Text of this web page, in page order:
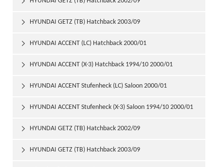
HYUNDAI GETZ (TB) Hatchback 2003/09

HYUNDAI ACCENT (LC) Hatchback 2000/01

HYUNDAI ACCENT (X-3) Hatchback 1994/10 2000/01

HYUNDAI ACCENT Stufenheck (LC) Saloon 2000/01

HYUNDAI ACCENT Stufenheck (X-3) Saloon 1994/10 2000/01

HYUNDAI GETZ (TB) Hatchback 2002/09

HYUNDAI GETZ (TB) Hatchback 2003/09
